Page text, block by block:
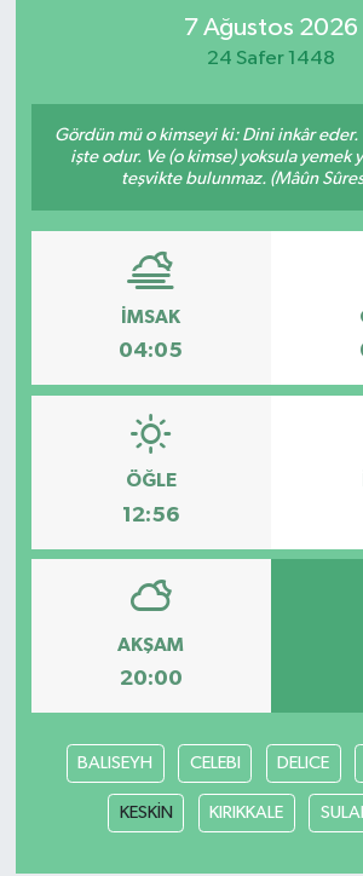
7 Ağustos 2026
24 Safer 1448
Gördün mü o kimseyi ki: Dini inkâr
işte odur. Ve (o kimse) yoksula yemek
teşvikte bulunmaz. (Mâûn
İMSAK
04:05
ÖĞLE
12:56
AKŞAM
20:00
BALISEYH CELEBI DELICE
KESKİN KIRIKKALE
Gizlilik İlkeleri - Privacy Policy
Gündem
Turizm